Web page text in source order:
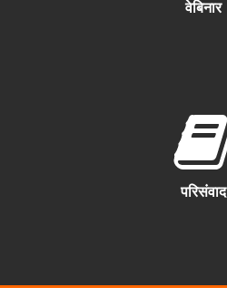
वेबिनार
परिसंवाद